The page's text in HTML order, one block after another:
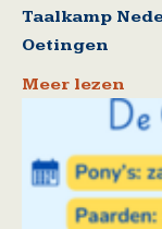
Taalkamp
Oetingen
Meer lezen